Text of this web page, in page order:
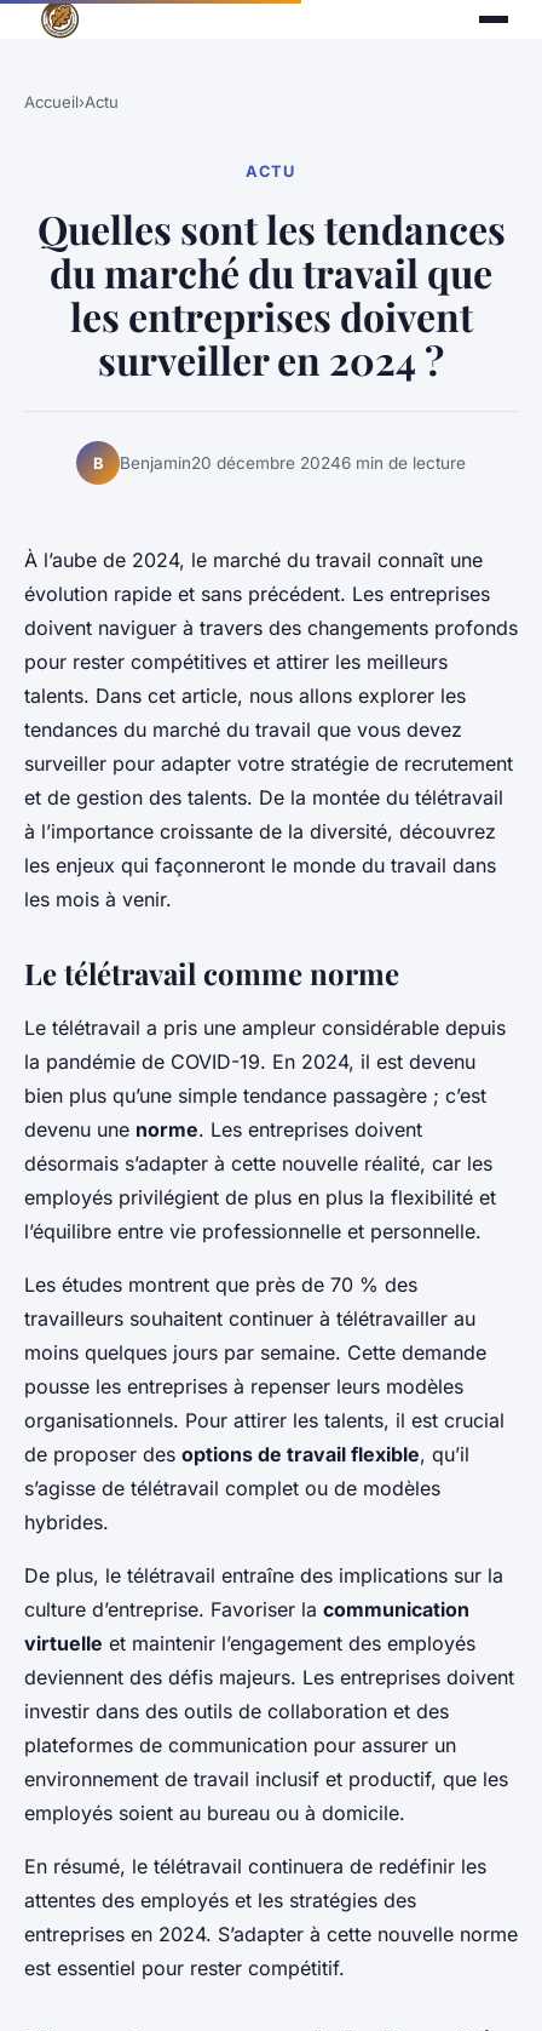
Accueil›Actu
ACTU
Quelles sont les tendances
du marché du travail que
les entreprises doivent
surveiller en 2024 ?
B Benjamin20 décembre 20246 min de lecture
À l’aube de 2024, le marché du travail connaît une
évolution rapide et sans précédent. Les entreprises
doivent naviguer à travers des changements profonds
pour rester compétitives et attirer les meilleurs
talents. Dans cet article, nous allons explorer les
tendances du marché du travail que vous devez
surveiller pour adapter votre stratégie de recrutement
et de gestion des talents. De la montée du télétravail
à l’importance croissante de la diversité, découvrez
les enjeux qui façonneront le monde du travail dans
les mois à venir.
Le télétravail comme norme
Le télétravail a pris une ampleur considérable depuis
la pandémie de COVID-19. En 2024, il est devenu
bien plus qu’une simple tendance passagère ; c’est
devenu une norme. Les entreprises doivent
désormais s’adapter à cette nouvelle réalité, car les
employés privilégient de plus en plus la flexibilité et
l’équilibre entre vie professionnelle et personnelle.
Les études montrent que près de 70 % des
travailleurs souhaitent continuer à télétravailler au
moins quelques jours par semaine. Cette demande
pousse les entreprises à repenser leurs modèles
organisationnels. Pour attirer les talents, il est crucial
de proposer des options de travail flexible, qu’il
s’agisse de télétravail complet ou de modèles
hybrides.
De plus, le télétravail entraîne des implications sur la
culture d’entreprise. Favoriser la communication
virtuelle et maintenir l’engagement des employés
deviennent des défis majeurs. Les entreprises doivent
investir dans des outils de collaboration et des
plateformes de communication pour assurer un
environnement de travail inclusif et productif, que les
employés soient au bureau ou à domicile.
En résumé, le télétravail continuera de redéfinir les
attentes des employés et les stratégies des
entreprises en 2024. S’adapter à cette nouvelle norme
est essentiel pour rester compétitif.